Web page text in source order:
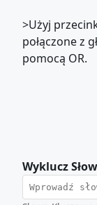
>Użyj
połączone z
pomocą OR.
Wyklucz